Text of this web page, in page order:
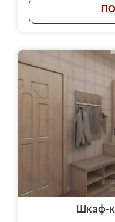
Шкаф-